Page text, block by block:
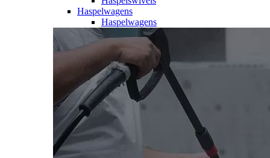
Haspelwagens
Haspelwagens